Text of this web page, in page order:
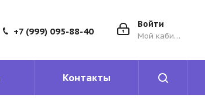
Войти
Мой кабинет
+7 (999) 095-88-40
Контакты